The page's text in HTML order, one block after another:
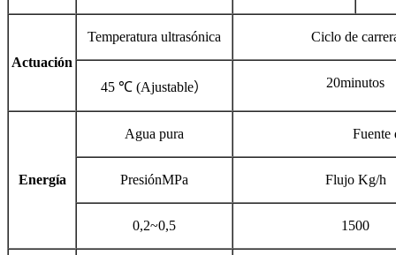
Actuación
Temperatura ultrasónica Ciclo de
45 ℃ (Ajustable） 20minutos
Energía
Agua pura Fuente
PresiónMPa Flujo Kg/h
0,2~0,5 1500